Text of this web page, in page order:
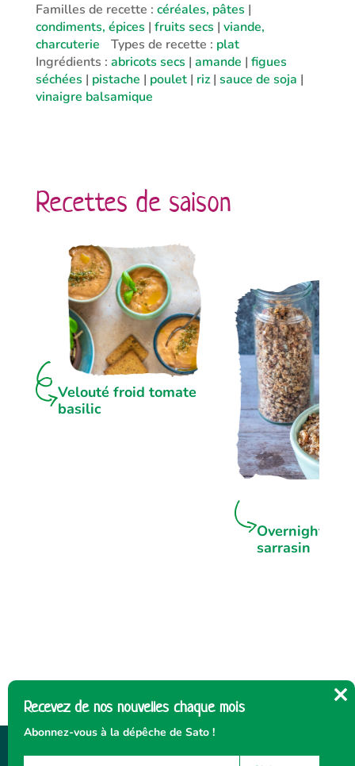
Familles de recette : céréales, pâtes |
condiments, épices | fruits secs | viande,
charcuterie
Types de recette : plat
Ingrédients : abricots secs | amande | figues
séchées | pistache | poulet| riz| sauce de soja |
vinaigre balsamique
Recettes de saison
Velouté froid tomate
basilic
Overnight
sarrasin
Recevez de nos nouvelles chaque mois
Abonnez-vous à la dépêche de Sato !